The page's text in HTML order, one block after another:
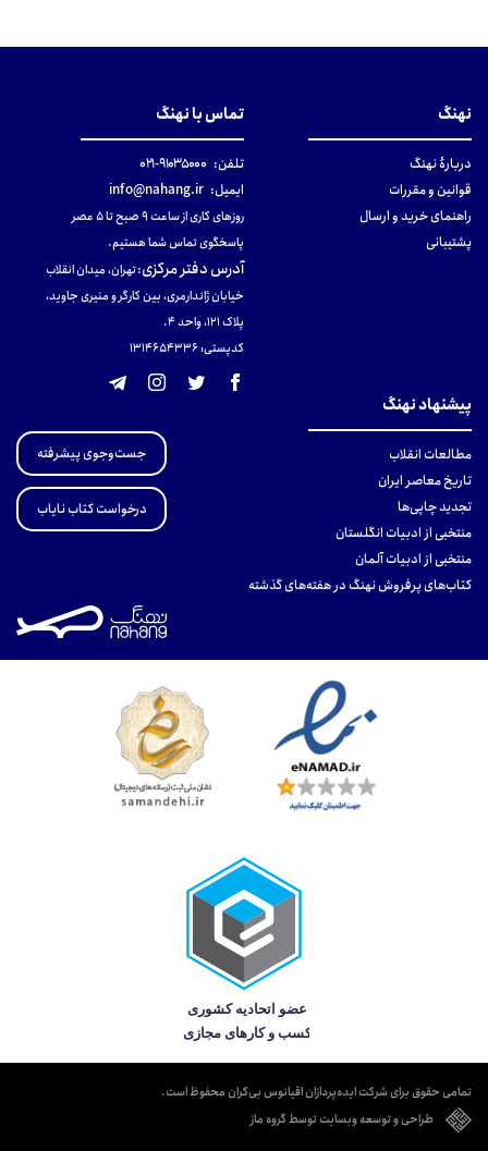
نهنگ
دربارهٔ نهنگ
قوانین و مقررات
راهنمای خرید و ارسال
پشتیبانی
تماس با نهنگ
تلفن: ۹۱۰۳۵۰۰۰-۰۲۱
ایمیل: info@nahang.ir
روزهای کاری از ساعت ۹ صبح تا ۵ عصر
پاسخگوی تماس شما هستیم.
آدرس دفتر مرکزی:تهران، میدان انقلاب
خیابان ژاندارمری، بین کارگر و منیری جاوید،
پلاک 121، واحد ۴.
کدپستی: 131465433۶
پیشنهاد نهنگ
مطالعات انقلاب
تاریخ معاصر ایران
تجدید چاپی‌ها
منتخبی از ادبیات انگلستان
منتخبی از ادبیات آلمان
کتاب‌های پرفروش نهنگ در هفته‌های گذشته
جست‌وجوی پیشرفته
درخواست کتاب نایاب
تمامی حقوق برای شرکت ایده‌پردازان اقیانوس بی‌کران محفوظ است.
طراحی و توسعه وبسایت توسط گروه ماز